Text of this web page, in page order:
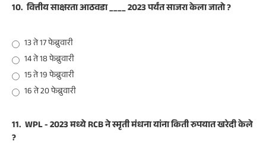
10. वित्तीय साक्षरता आठवडा ____ 2023 पर्यंत साजरा केला जातो ?
13 ते 17 फेब्रुवारी
14 ते 18 फेब्रुवारी
15 ते 19 फेब्रुवारी
16 ते 20 फेब्रुवारी
11. WPL - 2023 मध्ये RCB ने स्मृती मंधना यांना किती रुपयात खरेदी केले
?